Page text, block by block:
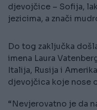
djevojčice – Sofija,
jezicima, a znači
Do tog zaključka
imena Laura
Italija, Rusija i
djevojčica koje nose
“Nevjerovatno je da